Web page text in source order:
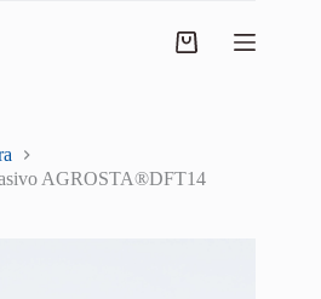
AGROSTA®DFT14